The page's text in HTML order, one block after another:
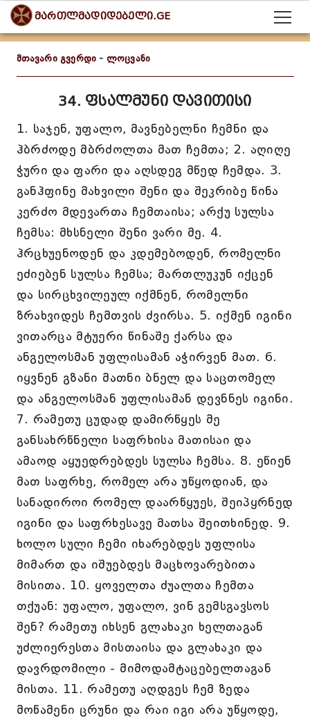
მართლმადიდებელი.GE
მთავარი გვერდი - ლოცვანი
34. ფსალმუნი დავითისი
1. საჯენ, უფალო, მავნებელნი ჩემნი და
ჰბრძოდე მბრძოლთა მათ ჩემთა; 2. აღიღე
ჭური და ფარი და აღსდეგ მწედ ჩემდა. 3.
განჰფინე მახვილი შენი და შეკრიბე წინა
კერძო მდევართა ჩემთაისა; არქუ სულსა
ჩემსა: მხსნელი შენი ვარი მე. 4.
ჰრცხუენოდენ და კდემებოდენ, რომელნი
ეძიებენ სულსა ჩემსა; მართლუკუნ იქცენ
და სირცხვილეულ იქმნენ, რომელნი
ზრახვიდეს ჩემთვის ძვირსა. 5. იქმენ იგინი
ვითარცა მტუერი წინაშე ქარსა და
ანგელოსმან უფლისამან აჭირვენ მათ. 6.
იყვნენ გზანი მათნი ბნელ და საცთომელ
და ანგელოსმან უფლისამან დევნნეს იგინი.
7. რამეთუ ცუდად დამირწყეს მე
განსახრწნელი საფრხისა მათისაი და
ამაოდ აყუედრებდეს სულსა ჩემსა. 8. ეწიენ
მათ საფრხე, რომელ არა უწყოდიან, და
სანადიროი რომელ დაარწყუეს, შეიპყრნედ
იგინი და საფრხესავე მათსა შეითხინედ. 9.
ხოლო სული ჩემი იხარებდეს უფლისა
მიმართ და იშუებდეს მაცხოვარებითა
მისითა. 10. ყოველთა ძუალთა ჩემთა
თქუან: უფალო, უფალო, ვინ გემსგავსოს
შენ? რამეთუ იხსენ გლახაკი ხელთაგან
უძლიერესთა მისთაისა და გლახაკი და
დავრდომილი - მიმოდამტაცებელთაგან
მისთა. 11. რამეთუ აღდგეს ჩემ ზედა
მოწამენი ცრუნი და რაი იგი არა უწყოდე,